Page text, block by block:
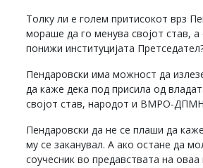
Толку ли е голем притисокот врз
мораше да го менува својот став, а
понижи институцијата
Пендаровски има можност да
да каже дека под присила од
својот став, народот и ВМРО-
Пендаровски да не се плаши да
му се заканувал. А ако остане да
соучесник во предавствата на оваа